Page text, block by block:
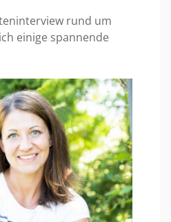
rund um
einige spannende